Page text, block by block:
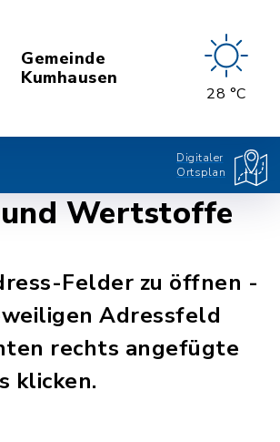
Gemeinde
Kumhausen
28 °C
Digitaler
Ortsplan
Wertstoffe
Felder zu öffnen -
Adressfeld
rechts angefügte
klicken.